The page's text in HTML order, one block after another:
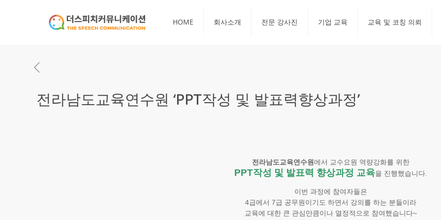
HOME 회사소개 전문 강사진 기업 교육 교육 및 코칭 의뢰
전라남도교육연수원 ‘PPT작성 및 발표력향상과정’
전라남도교육연수원 에서 교수요원 역량강화를 위한
PPT작성 및 발표력 향상과정 교육을 진행했습니다.
이번 과정에 참여자들은
4급에서 7급 공무원이기도 하면서 강의를 하는 분들이라
교육에 대한 큰 관심만큼이나 열정적으로 참여했습니다~